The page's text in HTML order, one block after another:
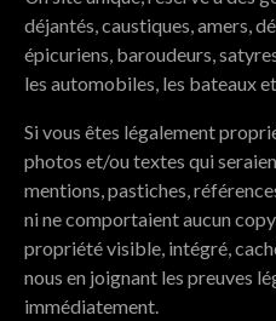
déjantés, caustiques, amers,
épicuriens, baroudeurs,
les automobiles, les bateaux
Si vous êtes légalement
photos et/ou textes qui
mentions, pastiches,
ni ne comportaient aucun
propriété visible, intégré,
nous en joignant les preuves
immédiatement.